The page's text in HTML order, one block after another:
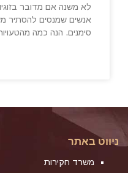
לא משנה אם מדובר
אנשים שמנסים להסתיר
סימנים. הנה כמה מהטעויות
ניווט באתר
משרד חקירות